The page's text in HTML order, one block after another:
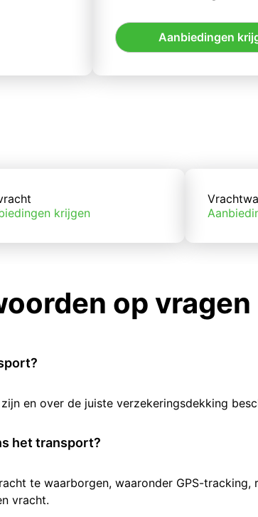
Aanbiedingen
krijgen
op vragen
en over de juiste verzekeringsdekking
het transport?
te waarborgen, waaronder GPS-
vracht.